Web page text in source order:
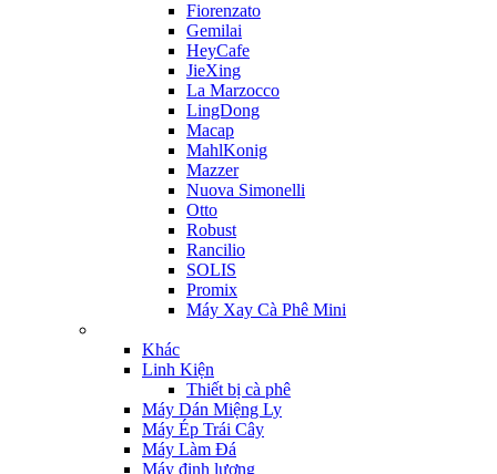
Fiorenzato
Gemilai
HeyCafe
JieXing
La Marzocco
LingDong
Macap
MahlKonig
Mazzer
Nuova Simonelli
Otto
Robust
Rancilio
SOLIS
Promix
Máy Xay Cà Phê Mini
Khác
Linh Kiện
Thiết bị cà phê
Máy Dán Miệng Ly
Máy Ép Trái Cây
Máy Làm Đá
Máy định lượng